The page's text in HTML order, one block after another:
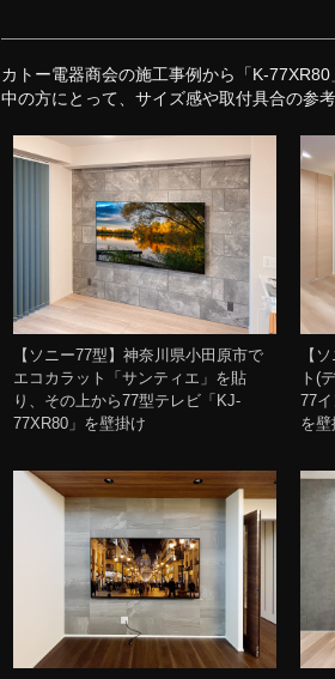
カトー電器商会の施工事例から「K-
中の方にとって、サイズ感や取付具合の参
【ソニー77型】神奈川県小田原市で
エコカラット「サンティエ」を貼
り、その上から77型テレビ「KJ-
77XR80」を壁掛け
【
ト(
77
を